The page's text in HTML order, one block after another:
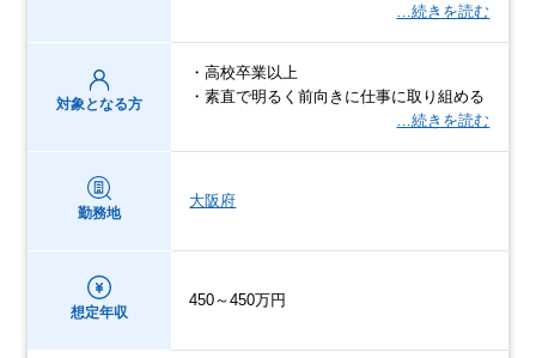
…続きを読む
対象となる方
・高校卒業以上
・素直で明るく前向きに仕事に取り組める
…続きを読む
勤務地
大阪府
想定年収
450～450万円